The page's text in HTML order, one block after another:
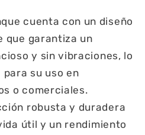
cuenta con un diseño
que garantiza un
y sin vibraciones, lo
su uso en
o comerciales.
robusta y duradera
útil y un rendimiento